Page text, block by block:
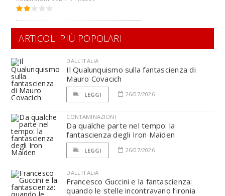
ARTICOLI PIÙ POPOLARI
DALL'ITALIA
Il Qualunquismo sulla fantascienza di
Mauro Covacich
LEGGI 26/07/2026
CONTAMINAZIONI
Da qualche parte nel tempo: la
fantascienza degli Iron Maiden
LEGGI 26/07/2026
DALL'ITALIA
Francesco Guccini e la fantascienza:
quando le stelle incontravano l’ironia